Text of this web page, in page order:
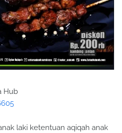
Hub
laki ketentuan aqiqah anak